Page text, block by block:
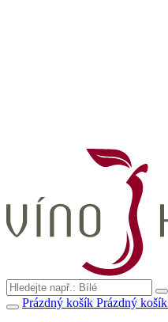
Prázdný košík Prázdný košík